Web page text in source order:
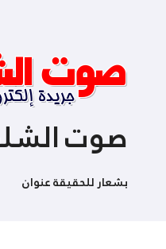
صوت
بشعار للحقيقة عنوان